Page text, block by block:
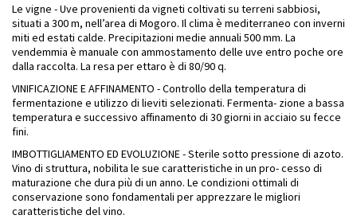
Le vigne - Uve provenienti da vigneti coltivati su terreni sabbiosi,
situati a 300 m, nell’area di Mogoro. Il clima è mediterraneo con inverni
miti ed estati calde. Precipitazioni medie annuali 500 mm. La
vendemmia è manuale con ammostamento delle uve entro poche ore
dalla raccolta. La resa per ettaro è di 80/90 q.
VINIFICAZIONE E AFFINAMENTO - Controllo della temperatura di
fermentazione e utilizzo di lieviti selezionati. Fermenta- zione a bassa
temperatura e successivo affinamento di 30 giorni in acciaio su fecce
fini.
IMBOTTIGLIAMENTO ED EVOLUZIONE - Sterile sotto pressione di azoto.
Vino di struttura, nobilita le sue caratteristiche in un pro- cesso di
maturazione che dura più di un anno. Le condizioni ottimali di
conservazione sono fondamentali per apprezzare le migliori
caratteristiche del vino.